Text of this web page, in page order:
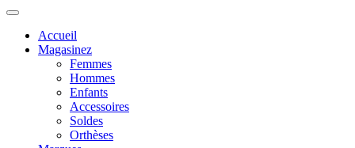
Accueil
Magasinez
Femmes
Hommes
Enfants
Accessoires
Soldes
Orthèses